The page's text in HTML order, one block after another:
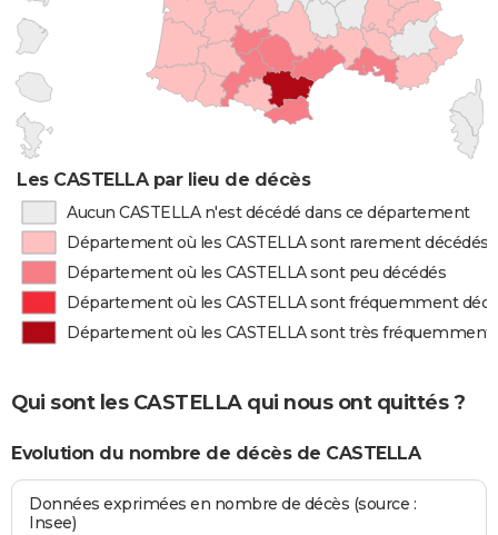
Les CASTELLA par lieu de décès
Aucun CASTELLA n'est décédé dans ce département
Département où les CASTELLA sont rarement décédés
Département où les CASTELLA sont peu décédés
Département où les CASTELLA sont fréquemment
Département où les CASTELLA sont très fréquemment
Qui sont les CASTELLA qui nous ont quittés ?
Evolution du nombre de décès de CASTELLA
Données exprimées en nombre de décès (source :
Insee)